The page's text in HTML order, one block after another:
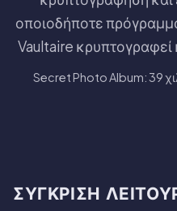
οποιοδήποτε
Vaultaire
Secret Photo Album: 39
ΣΎΓΚΡΙΣΗ